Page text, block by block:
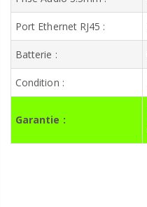
Port Ethernet RJ45 :
Batterie :
Condition :
Garantie :